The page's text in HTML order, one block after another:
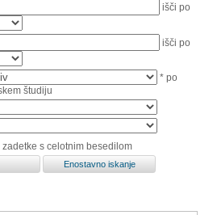
išči po
išči po
* po
študiju
zadetke s celotnim besedilom